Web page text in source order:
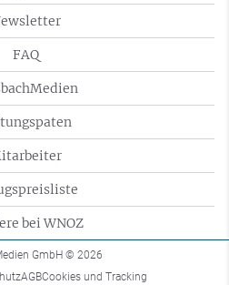
FAQ
bei WNOZ
GmbH © 2026
AGBCookies und Tracking